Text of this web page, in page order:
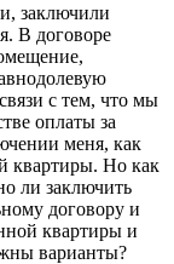
заключили
В договоре
с тем, что мы
оплаты за
меня, как
квартиры. Но как
ли заключить
договору и
квартиры и
варианты?